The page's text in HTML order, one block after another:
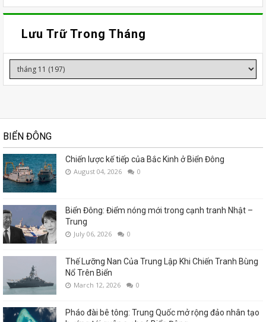
Lưu Trữ Trong Tháng
BIỂN ĐÔNG
Chiến lược kế tiếp của Bắc Kinh ở Biển Đông
August 04, 2026 0
Biển Đông: Điểm nóng mới trong cạnh tranh Nhật –
Trung
July 06, 2026 0
Thế Lưỡng Nan Của Trung Lập Khi Chiến Tranh Bùng
Nổ Trên Biển
March 12, 2026 0
Pháo đài bê tông: Trung Quốc mở rộng đảo nhân tạo